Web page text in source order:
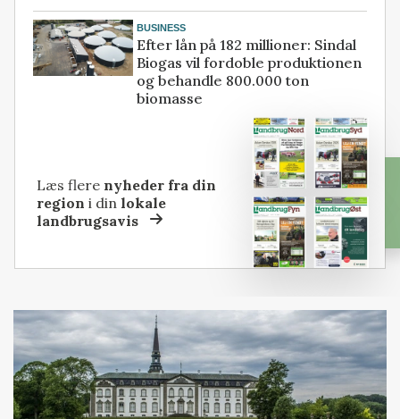
BUSINESS
Efter lån på 182 millioner: Sindal
Biogas vil fordoble produktionen
og behandle 800.000 ton
biomasse
Læs flere nyheder fra din
region i dinlokale
landbrugsavis